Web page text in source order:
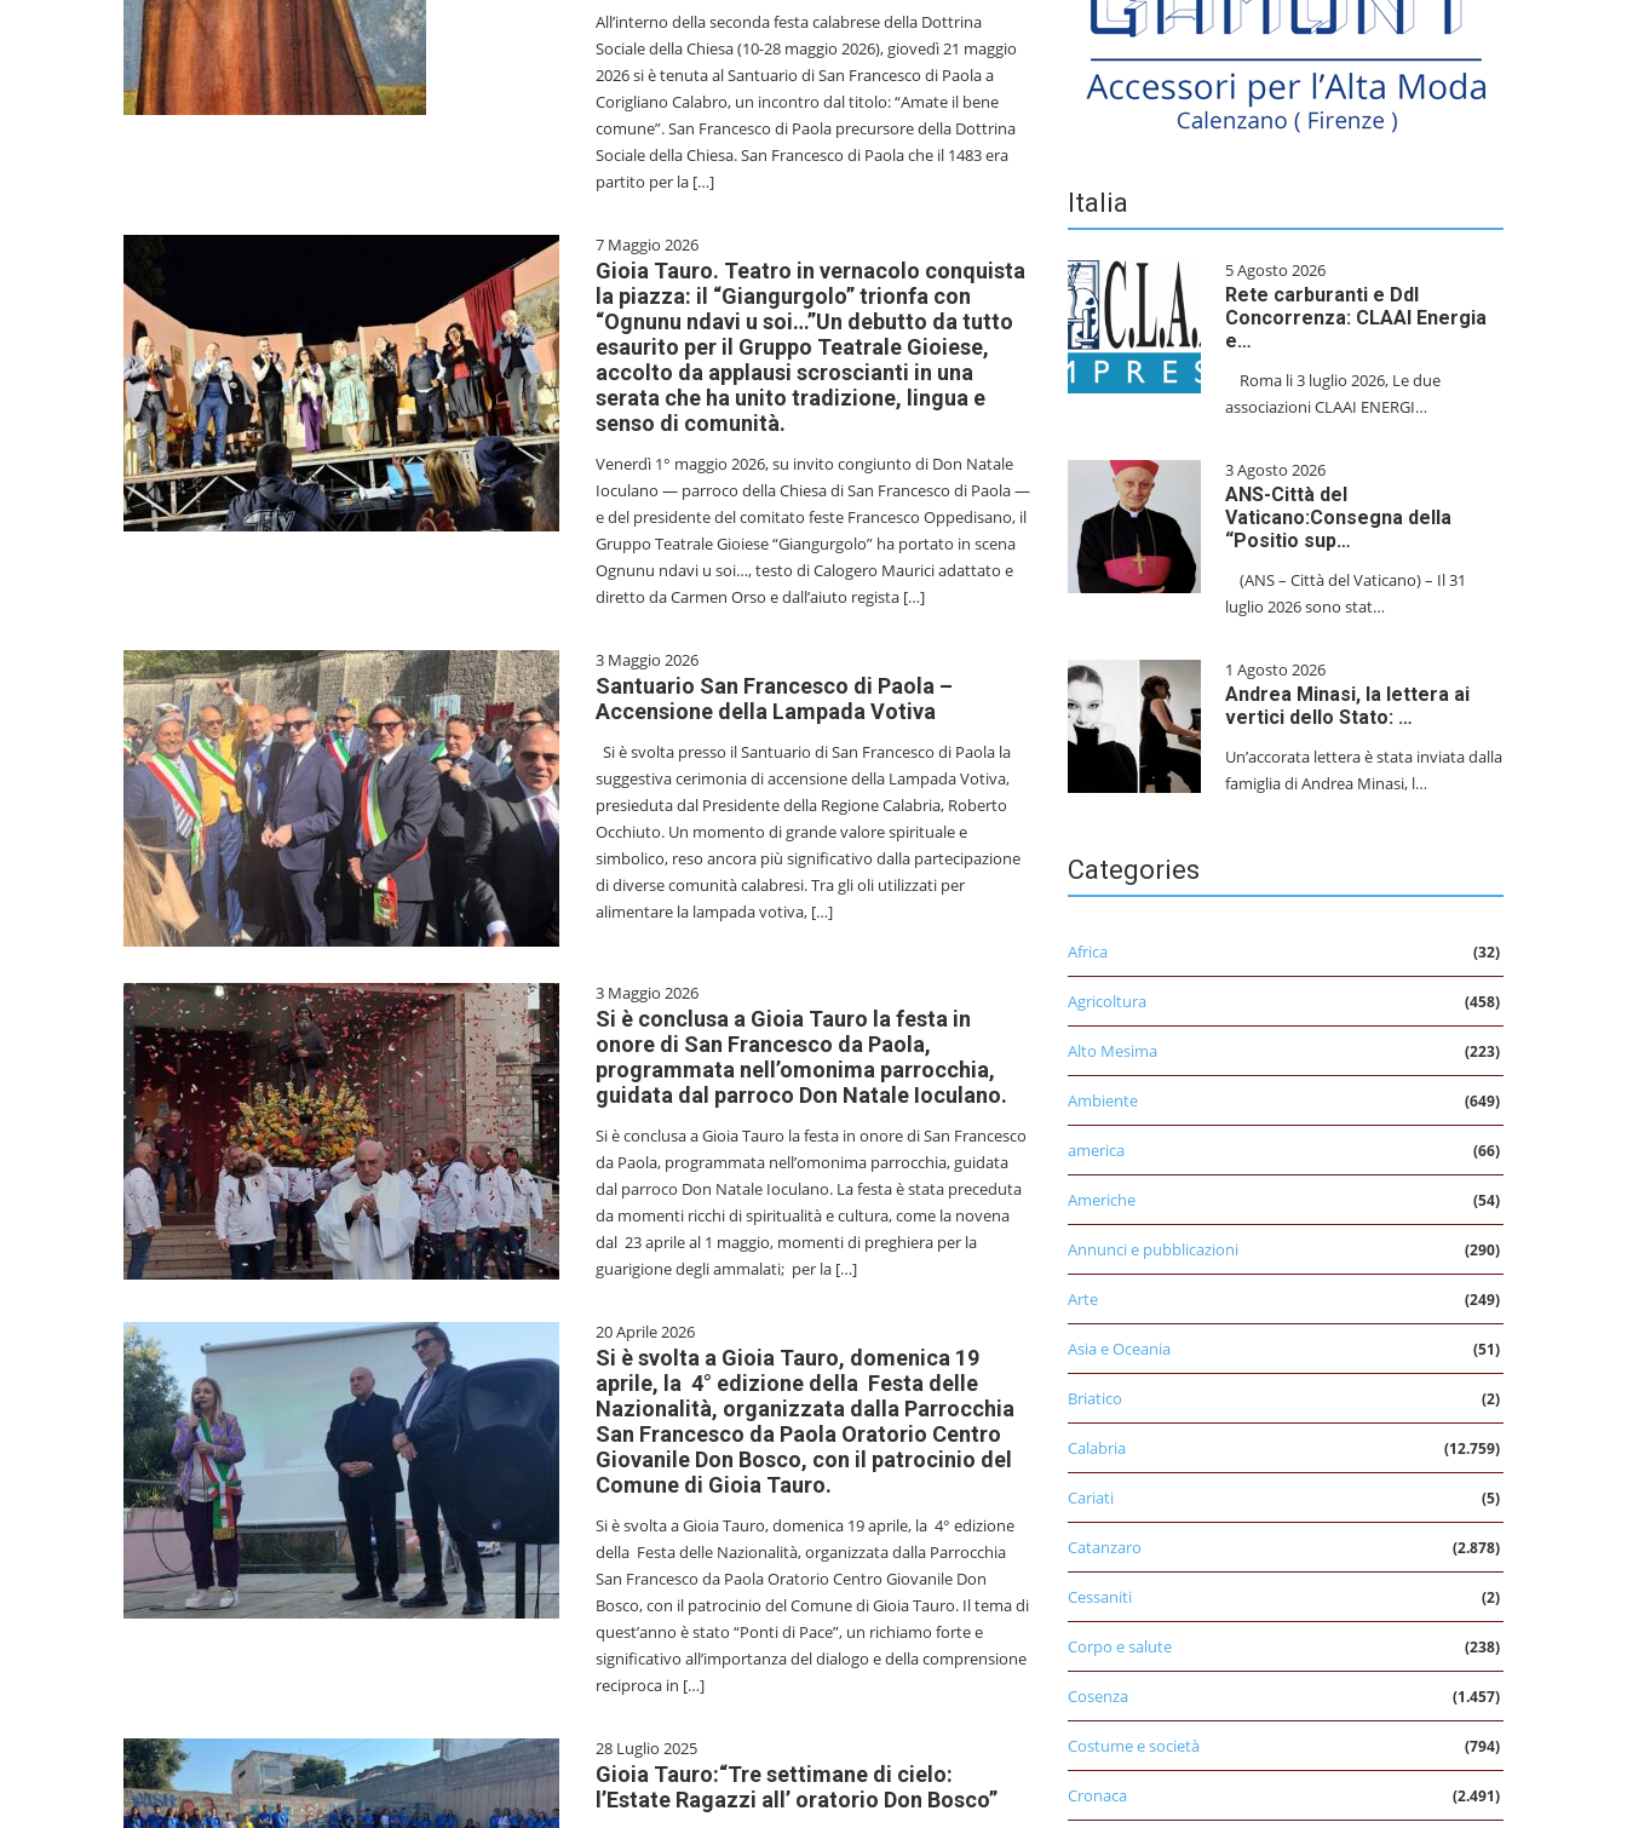
All’interno della seconda festa calabrese della Dottrina
Sociale della Chiesa (10-28 maggio 2026), giovedì 21 maggio
2026 si è tenuta al Santuario di San Francesco di Paola a
Corigliano Calabro, un incontro dal titolo: “Amate il bene
comune”. San Francesco di Paola precursore della Dottrina
Sociale della Chiesa. San Francesco di Paola che il 1483 era
partito per la […]
7 Maggio 2026
Gioia Tauro. Teatro in vernacolo conquista
la piazza: il “Giangurgolo” trionfa con
“Ognunu ndavi u soi…”Un debutto da tutto
esaurito per il Gruppo Teatrale Gioiese,
accolto da applausi scroscianti in una
serata che ha unito tradizione, lingua e
senso di comunità.
Venerdì 1° maggio 2026, su invito congiunto di Don Natale
Ioculano — parroco della Chiesa di San Francesco di Paola —
e del presidente del comitato feste Francesco Oppedisano, il
Gruppo Teatrale Gioiese “Giangurgolo” ha portato in scena
Ognunu ndavi u soi…, testo di Calogero Maurici adattato e
diretto da Carmen Orso e dall’aiuto regista […]
3 Maggio 2026
Santuario San Francesco di Paola –
Accensione della Lampada Votiva
Si è svolta presso il Santuario di San Francesco di Paola la
suggestiva cerimonia di accensione della Lampada Votiva,
presieduta dal Presidente della Regione Calabria, Roberto
Occhiuto. Un momento di grande valore spirituale e
simbolico, reso ancora più significativo dalla partecipazione
di diverse comunità calabresi. Tra gli oli utilizzati per
alimentare la lampada votiva, […]
3 Maggio 2026
Si è conclusa a Gioia Tauro la festa in
onore di San Francesco da Paola,
programmata nell’omonima parrocchia,
guidata dal parroco Don Natale Ioculano.
Si è conclusa a Gioia Tauro la festa in onore di San Francesco
da Paola, programmata nell’omonima parrocchia, guidata
dal parroco Don Natale Ioculano. La festa è stata preceduta
da momenti ricchi di spiritualità e cultura, come la novena
dal 23 aprile al 1 maggio, momenti di preghiera per la
guarigione degli ammalati; per la […]
20 Aprile 2026
Si è svolta a Gioia Tauro, domenica 19
aprile, la 4° edizione della Festa delle
Nazionalità, organizzata dalla Parrocchia
San Francesco da Paola Oratorio Centro
Giovanile Don Bosco, con il patrocinio del
Comune di Gioia Tauro.
Si è svolta a Gioia Tauro, domenica 19 aprile, la 4° edizione
della Festa delle Nazionalità, organizzata dalla Parrocchia
San Francesco da Paola Oratorio Centro Giovanile Don
Bosco, con il patrocinio del Comune di Gioia Tauro. Il tema di
quest’anno è stato “Ponti di Pace”, un richiamo forte e
significativo all’importanza del dialogo e della comprensione
reciproca in […]
28 Luglio 2025
Gioia Tauro:“Tre settimane di cielo:
l’Estate Ragazzi all’ oratorio Don Bosco”
Italia
5 Agosto 2026
Rete carburanti e Ddl
Concorrenza: CLAAI Energia
e…
​Roma li 3 luglio 2026, Le due
associazioni CLAAI ENERGI…
3 Agosto 2026
ANS-Città del
Vaticano:Consegna della
“Positio sup…
(ANS – Città del Vaticano) – Il 31
luglio 2026 sono stat…
1 Agosto 2026
Andrea Minasi, la lettera ai
vertici dello Stato: …
Un’accorata lettera è stata inviata dalla
famiglia di Andrea Minasi, l…
Categories
Africa (32)
Agricoltura (458)
Alto Mesima (223)
Ambiente (649)
america (66)
Americhe (54)
Annunci e pubblicazioni (290)
Arte (249)
Asia e Oceania (51)
Briatico (2)
Calabria (12.759)
Cariati (5)
Catanzaro (2.878)
Cessaniti (2)
Corpo e salute (238)
Cosenza (1.457)
Costume e società (794)
Cronaca (2.491)